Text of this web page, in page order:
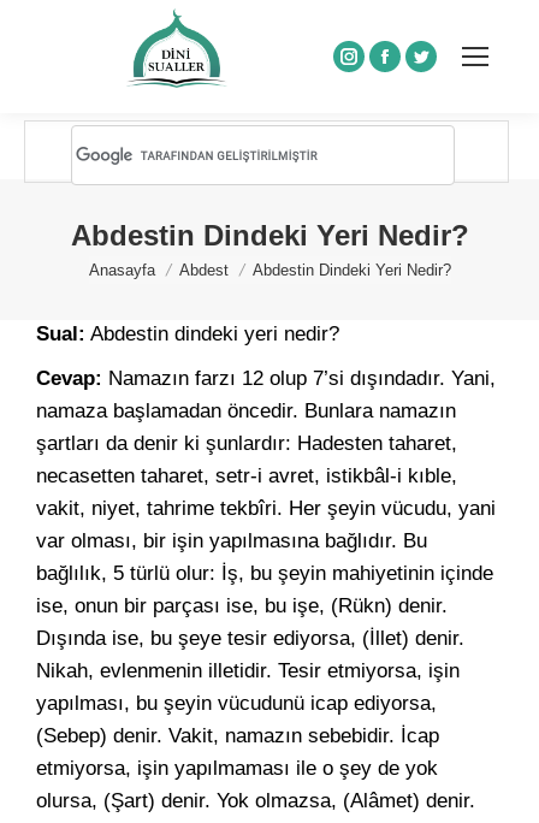
Instagram
Facebook
Twitter
Abdestin Dindeki Yeri Nedir?
You are here:
Anasayfa Abdest Abdestin Dindeki Yeri Nedir?
Sual: Abdestin dindeki yeri nedir?
Cevap: Namazın farzı 12 olup 7’si dışındadır. Yani,
namaza başlamadan öncedir. Bunlara namazın
şartları da denir ki şunlardır: Hadesten taharet,
necasetten taharet, setr-i avret, istikbâl-i kıble,
vakit, niyet, tahrime tekbîri. Her şeyin vücudu, yani
var olması, bir işin yapılmasına bağlıdır. Bu
bağlılık, 5 türlü olur: İş, bu şeyin mahiyetinin içinde
ise, onun bir parçası ise, bu işe, (Rükn) denir.
Dışında ise, bu şeye tesir ediyorsa, (İllet) denir.
Nikah, evlenmenin illetidir. Tesir etmiyorsa, işin
yapılması, bu şeyin vücudunü icap ediyorsa,
(Sebep) denir. Vakit, namazın sebebidir. İcap
etmiyorsa, işin yapılmaması ile o şey de yok
olursa, (Şart) denir. Yok olmazsa, (Alâmet) denir.